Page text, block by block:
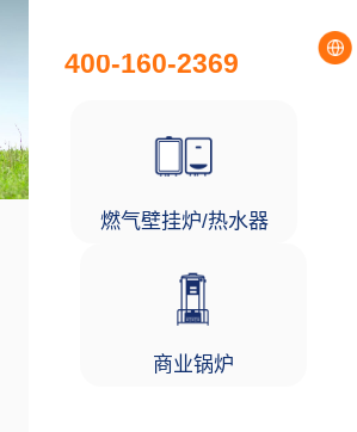
燃气壁挂炉/热水器
商业锅炉
400-160-2369